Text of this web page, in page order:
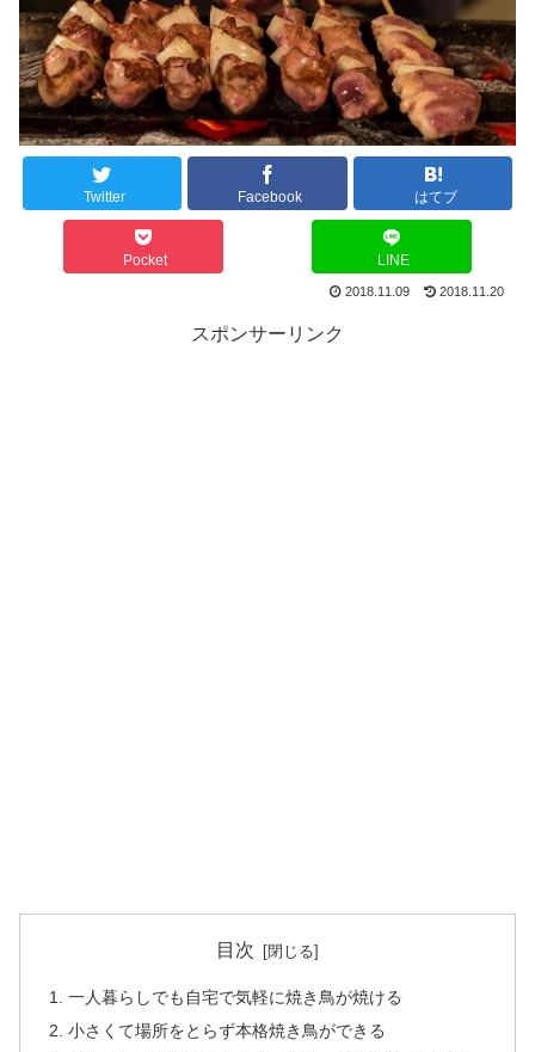
Twitter Facebook はてブ
Pocket LINE
2018.11.09 2018.11.20
スポンサーリンク
目次
一人暮らしでも自宅で気軽に焼き鳥が焼ける
小さくて場所をとらず本格焼き鳥ができる